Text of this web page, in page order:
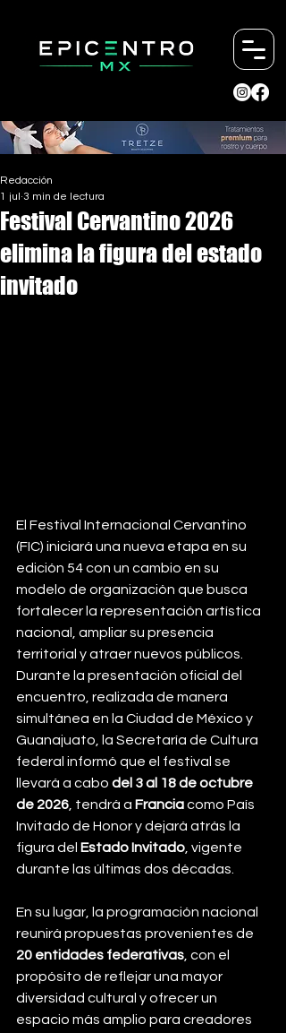
Festival Cervantino 2026
elimina la figura del estado
invitado
Redacción
1 jul 3 min de lectura
El Festival Internacional Cervantino
(FIC) iniciará una nueva etapa en su
edición 54 con un cambio en su
modelo de organización que busca
fortalecer la representación artística
nacional, ampliar su presencia
territorial y atraer nuevos públicos.
Durante la presentación oficial del
encuentro, realizada de manera
simultánea en la Ciudad de México y
Guanajuato, la Secretaría de Cultura
federal informó que el festival se
llevará a cabo del 3 al 18 de octubre
de 2026 , tendrá a Francia como País
Invitado de Honor y dejará atrás la
figura del Estado Invitado , vigente
durante las últimas dos décadas.
En su lugar, la programación nacional
reunirá propuestas provenientes de
20 entidades federativas , con el
propósito de reflejar una mayor
diversidad cultural y ofrecer un
espacio más amplio para creadores